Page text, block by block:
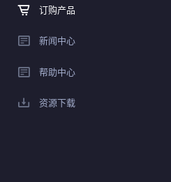
订购产品
新闻中心
帮助中心
资源下载